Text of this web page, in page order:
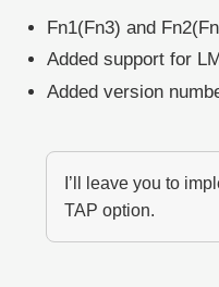
Fn1(Fn3) and
Added support for
Added version
I’ll leave you to
TAP option.